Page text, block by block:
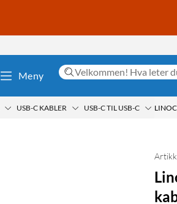
Meny
USB-C KABLER USB-C TIL USB-C